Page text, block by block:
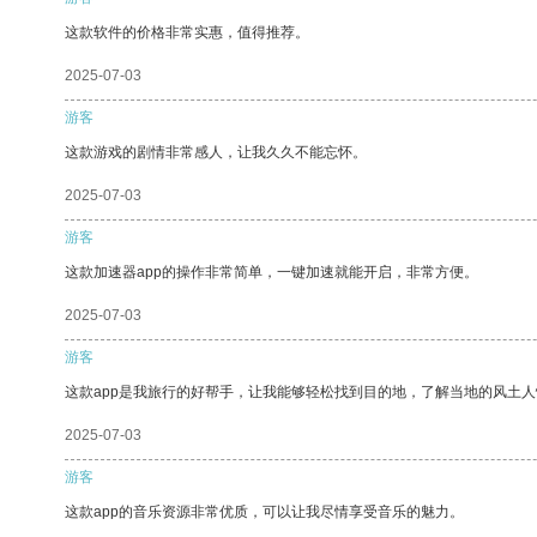
这款软件的价格非常实惠，值得推荐。
2025-07-03
游客
这款游戏的剧情非常感人，让我久久不能忘怀。
2025-07-03
游客
这款加速器app的操作非常简单，一键加速就能开启，非常方便。
2025-07-03
游客
这款app是我旅行的好帮手，让我能够轻松找到目的地，了解当地的风土
2025-07-03
游客
这款app的音乐资源非常优质，可以让我尽情享受音乐的魅力。